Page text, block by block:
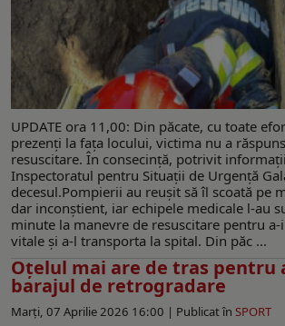
UPDATE ora 11,00: Din păcate, cu toate
prezenți la fața locului, victima nu a
resuscitare. În consecință, potrivit
Inspectoratul pentru Situaţii de Urgenţă
decesul.Pompierii au reușit să îl scoată pe
dar inconștient, iar echipele medicale l-au
minute la manevre de resuscitare pentru
vitale și a-l transporta la spital. Din păc ...
Oțelul mai are de tras pentru
barajul de retrogradare
Marți, 07 Aprilie 2026 16:00 | Publicat în SPORT